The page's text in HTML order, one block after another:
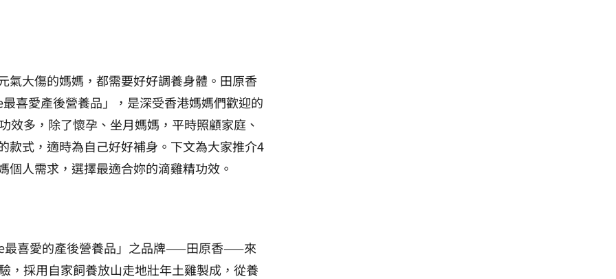
氣大傷的媽媽，都需要好好調養身體。田原香
喜愛產後營養品」，是深受香港媽媽們歡迎的
效多，除了懷孕、坐月媽媽，平時照顧家庭、
款式，適時為自己好好補身。下文為大家推介4
人需求，選擇最適合妳的滴雞精功效。
最喜愛的產後營養品」之品牌——田原香——來
，採用自家飼養放山走地壯年土雞製成，從養